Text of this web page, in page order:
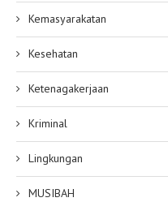
Kemasyarakatan
Kesehatan
Ketenagakerjaan
Kriminal
Lingkungan
MUSIBAH